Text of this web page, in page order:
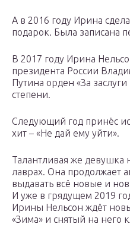
А в 2016 году Ирина
подарок. Была записана
В 2017 году Ирина
президента России
Путина орден «За
степени.
Следующий год принёс
хит – «Не дай ему уйти».
Талантливая же девушка
лаврах. Она продолжает
выдавать всё новые и
И уже в грядущем 2019
Ирины Нельсон ждёт
«Зима» и снятый на него